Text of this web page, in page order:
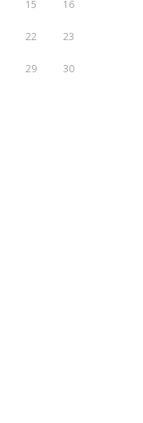
15 16
22 23
29 30